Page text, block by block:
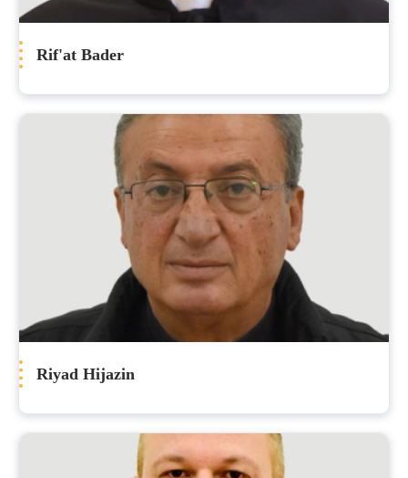
Rif'at Bader
Riyad Hijazin